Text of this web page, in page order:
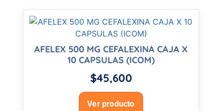
AFELEX 500 MG CEFALEXINA CAJA X
10 CAPSULAS (ICOM)
$45,600
Ver producto